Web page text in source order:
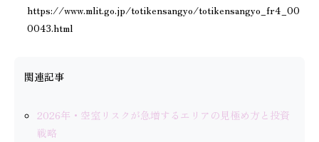
https://www.mlit.go.jp/totikensangyo/totikensangyo_fr4_00
0043.html
関連記事
2026年・空室リスクが急増するエリアの見極め方と投資
戦略